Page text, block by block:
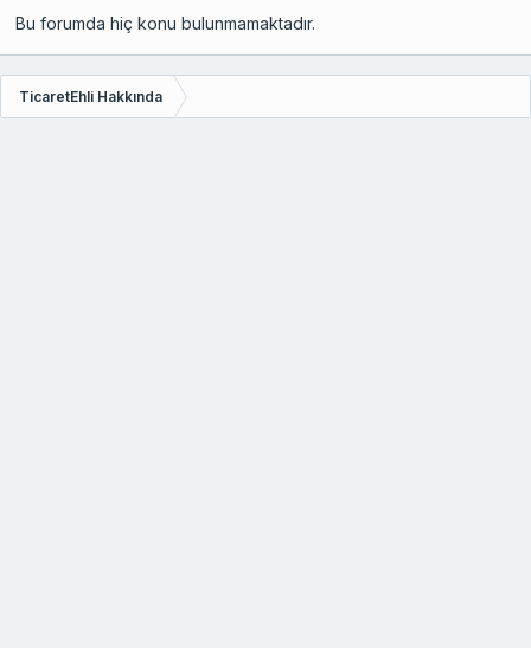
Bu forumda hiç konu bulunmamaktadır.
TicaretEhli Hakkında